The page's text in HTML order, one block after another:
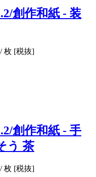
創作和紙 - 装
/ 枚 [税抜]
創作和紙 - 手
う 茶
/ 枚 [税抜]